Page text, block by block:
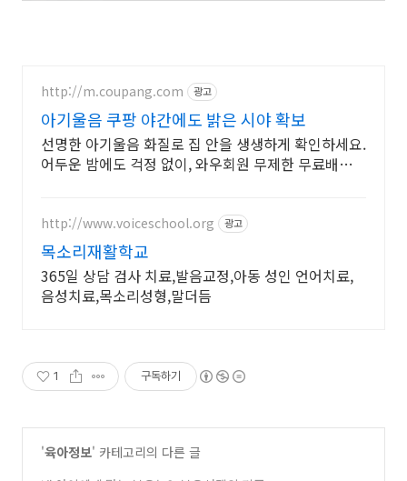
http://m.coupang.com 광고
아기울음 쿠팡 야간에도 밝은 시야 확보
선명한 아기울음 화질로 집 안을 생생하게 확인하세요.
어두운 밤에도 걱정 없이, 와우회원 무제한 무료배송으
http://www.voiceschool.org 광고
목소리재활학교
365일 상담 검사 치료,발음교정,아동 성인 언어치료,
음성치료,목소리성형,말더듬
1 구독하기
'육아정보' 카테고리의 다른 글